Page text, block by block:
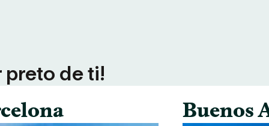
preto de ti!
Buenos